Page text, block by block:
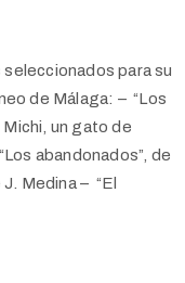
para su
de Málaga: – “Los
Michi, un gato de
abandonados”, de
Medina – “El